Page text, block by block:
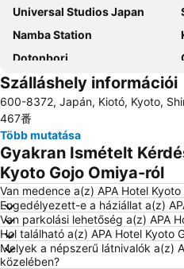
Universal Studios Japan
Namba Station
Dotonbori
Kyoto Tower
Umeda Station
Bentencho Station
Szálláshely információi
600-8372, Japán, Kiotó, Kyoto,
467番
Több mutatása
Gyakran Ismételt
Kyoto Gojo Omiya-ról
Van medence a(z) APA Hotel
Engedélyezett-e a háziállat a(z)
Van parkolási lehetőség a(z) APA
Hol található a(z) APA Hotel Kyoto
Melyek a népszerű látnivalók a(z)
közelében?